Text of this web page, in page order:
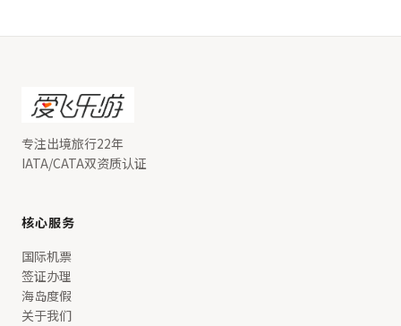
专注出境旅行22年
IATA/CATA双资质认证
核心服务
国际机票
签证办理
海岛度假
关于我们